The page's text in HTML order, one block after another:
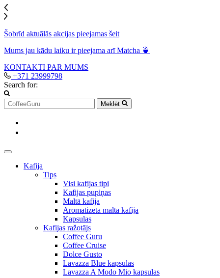
Šobrīd aktuālās akcijas pieejamas šeit
Mums jau kādu laiku ir pieejama arī Matcha 🍵
KONTAKTI PAR MUMS
+371 23999798
Search for:
Meklēt
Kafija
Tips
Visi kafijas tipi
Kafijas pupiņas
Maltā kafija
Aromatizēta maltā kafija
Kapsulas
Kafijas ražotājs
Coffee Guru
Coffee Cruise
Dolce Gusto
Lavazza Blue kapsulas
Lavazza A Modo Mio kapsulas